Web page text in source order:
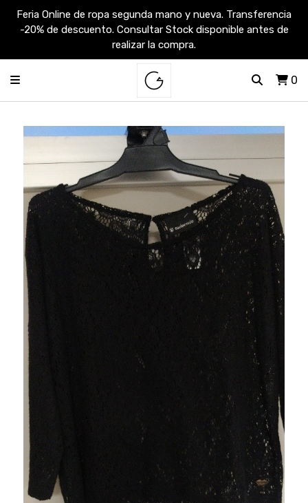
Feria Online de ropa segunda mano y nueva. Transferencia
-20% de descuento. Consultar Stock disponible antes de
realizar la compra.
0